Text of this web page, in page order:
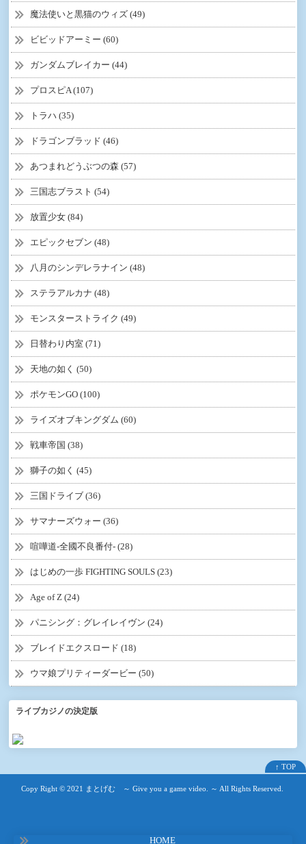
魔法使いと黒猫のウィズ (49)
ビビッドアーミー (60)
ガンダムブレイカー (44)
プロスピA (107)
トラハ (35)
ドラゴンブラッド (46)
あつまれどうぶつの森 (57)
三国志ブラスト (54)
放置少女 (84)
エピックセブン (48)
八月のシンデレラナイン (48)
ステラアルカナ (48)
モンスターストライク (49)
日替わり内室 (71)
天地の如く (50)
ポケモンGO (100)
ライズオブキングダム (60)
戦車帝国 (38)
獅子の如く (45)
三国ドライブ (36)
サマナーズウォー (36)
喧嘩道-全國不良番付- (28)
はじめの一歩 FIGHTING SOULS (23)
Age of Z (24)
パニシング：グレイレイヴン (24)
ブレイドエクスロード (18)
ウマ娘プリティーダービー (50)
ライブカジノの決定版
↑ TOP
Copy Right © 2021 まとげむ ～ Give you a game video. ～ All Rights Reserved.
HOME